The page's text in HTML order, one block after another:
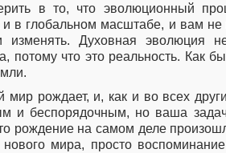
в то, что эволюционный
и в глобальном масштабе, и вам не
изменять. Духовная эволюция
потому что это реальность. Как
мир рождает, и, как и во всех
и беспорядочным, но ваша
рождение на самом деле
мира, просто